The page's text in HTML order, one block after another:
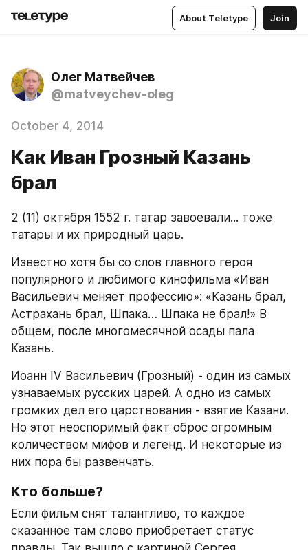
About Teletype Join
Олег Матвейчев
@matveychev-oleg
October 4, 2014
Как Иван Грозный Казань
брал
2 (11) октября 1552 г. татар завоевали... тоже
татары и их природный царь.
Известно хотя бы со слов главного героя
популярного и любимого кинофильма «Иван
Васильевич меняет профессию»: «Казань брал,
Астрахань брал, Шпака… Шпака не брал!» В
общем, после много­месячной осады пала
Казань.
Иоанн IV Васильевич (Грозный) - один из самых
узнаваемых русских царей. А одно из самых
громких дел его царст­вования - взятие Казани.
Но этот неоспоримый факт оброс огромным
количеством мифов и легенд. И некоторые из
них пора бы развенчать.
Кто больше?
Если фильм снят талантливо, то каждое
сказанное там слово приобретает статус